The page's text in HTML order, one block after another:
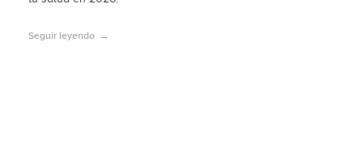
Seguir leyendo